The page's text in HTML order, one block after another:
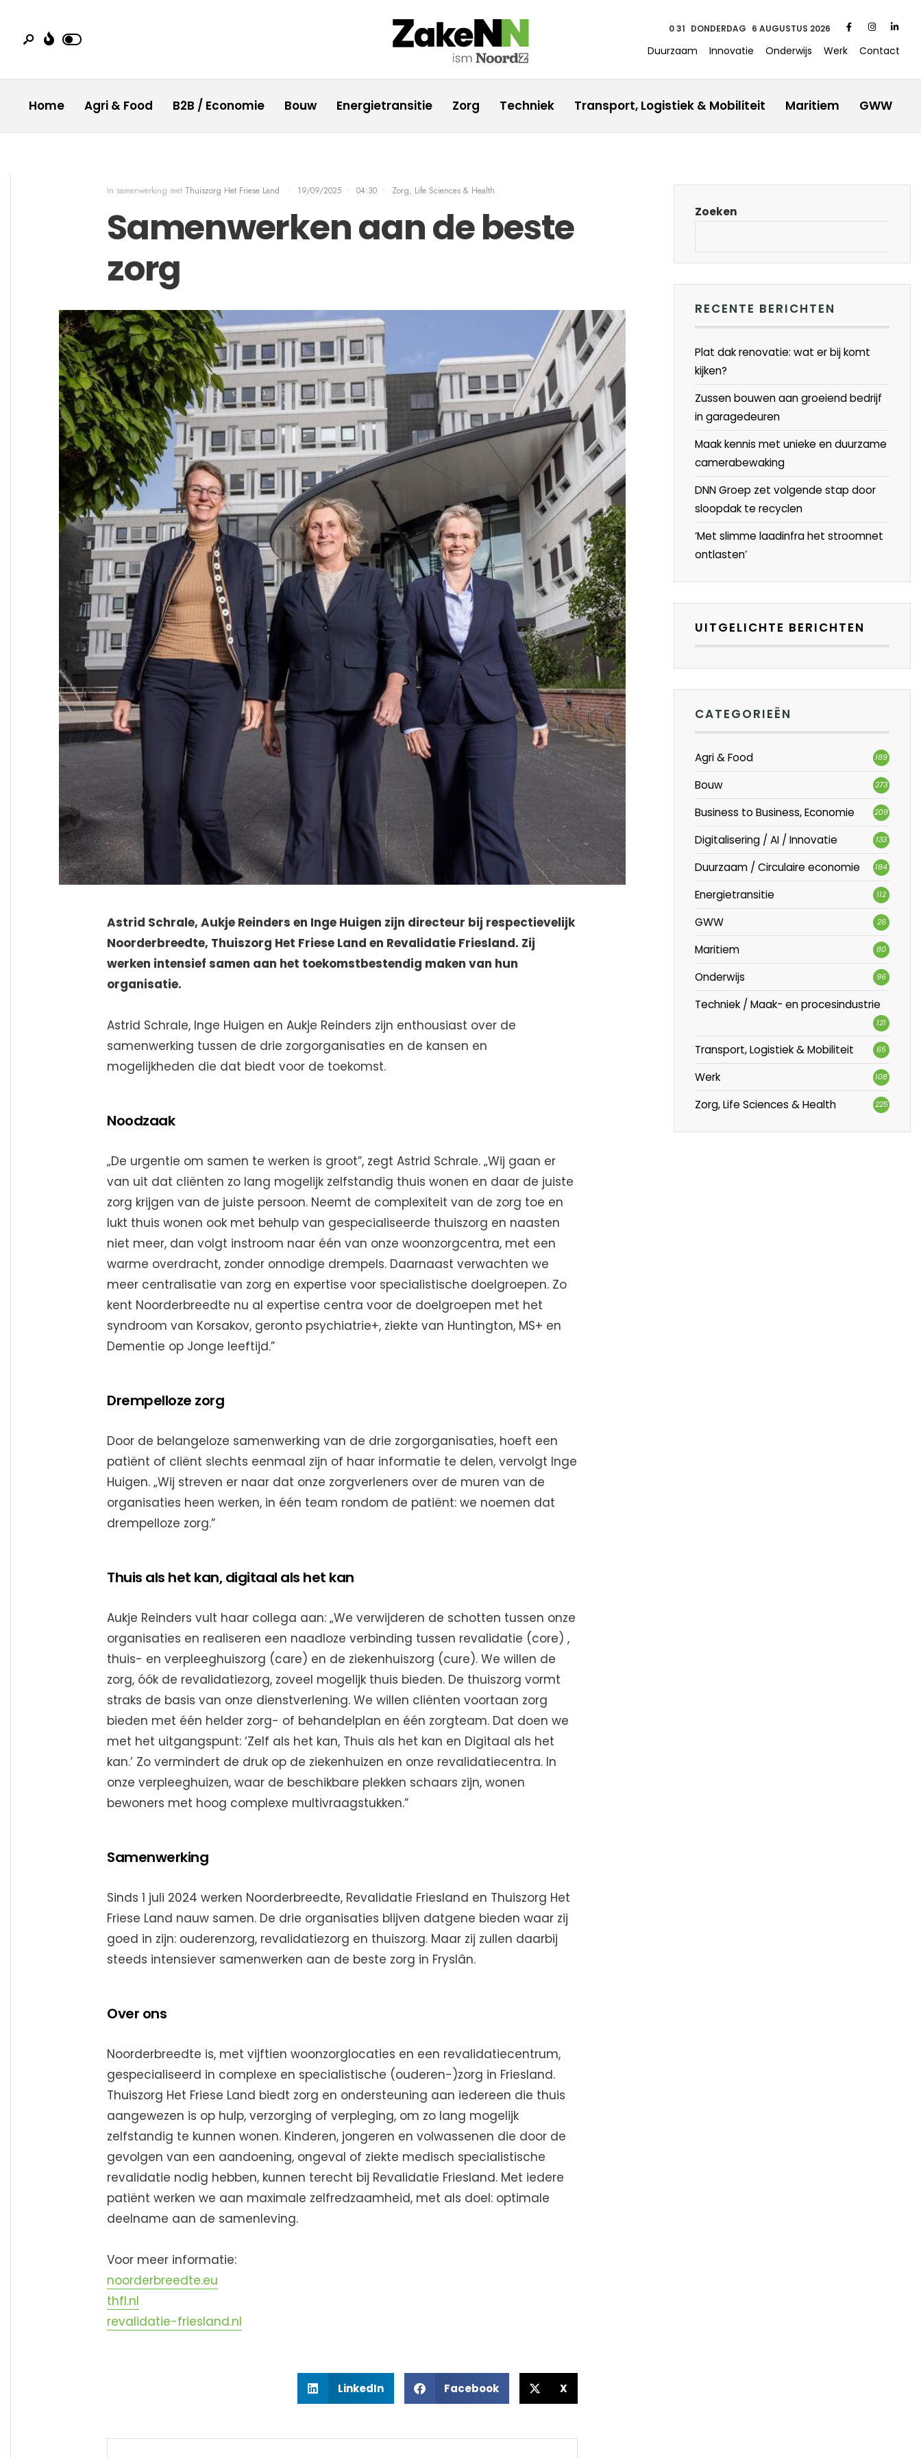
0:31 DONDERDAG 6 AUGUSTUS 2026
Duurzaam Innovatie Onderwijs Werk Contact
Home Agri & Food B2B / Economie Bouw Energietransitie Zorg Techniek Transport, Logistiek & Mobiliteit Maritiem GWW
In samenwerking met Thuiszorg Het Friese Land • 19/09/2025 • 04:30 • Zorg, Life Sciences & Health
Samenwerken aan de beste
zorg
Astrid Schrale, Aukje Reinders en Inge Huigen zijn directeur bij respectievelijk
Noorderbreedte, Thuiszorg Het Friese Land en Revalidatie Friesland. Zij
werken intensief samen aan het toekomstbestendig maken van hun
organisatie.
Astrid Schrale, Inge Huigen en Aukje Reinders zijn enthousiast over de
samenwerking tussen de drie zorgorganisaties en de kansen en
mogelijkheden die dat biedt voor de toekomst.
Noodzaak
„De urgentie om samen te werken is groot”, zegt Astrid Schrale. „Wij gaan er
van uit dat cliënten zo lang mogelijk zelfstandig thuis wonen en daar de juiste
zorg krijgen van de juiste persoon. Neemt de complexiteit van de zorg toe en
lukt thuis wonen ook met behulp van gespecialiseerde thuiszorg en naasten
niet meer, dan volgt instroom naar één van onze woonzorgcentra, met een
warme overdracht, zonder onnodige drempels. Daarnaast verwachten we
meer centralisatie van zorg en expertise voor specialistische doelgroepen. Zo
kent Noorderbreedte nu al expertise centra voor de doelgroepen met het
syndroom van Korsakov, geronto psychiatrie+, ziekte van Huntington, MS+ en
Dementie op Jonge leeftijd.”
Drempelloze zorg
Door de belangeloze samenwerking van de drie zorgorganisaties, hoeft een
patiënt of cliënt slechts eenmaal zijn of haar informatie te delen, vervolgt Inge
Huigen. „Wij streven er naar dat onze zorgverleners over de muren van de
organisaties heen werken, in één team rondom de patiënt: we noemen dat
drempelloze zorg.”
Thuis als het kan, digitaal als het kan
Aukje Reinders vult haar collega aan: „We verwijderen de schotten tussen onze
organisaties en realiseren een naadloze verbinding tussen revalidatie (core) ,
thuis- en verpleeghuiszorg (care) en de ziekenhuiszorg (cure). We willen de
zorg, óók de revalidatiezorg, zoveel mogelijk thuis bieden. De thuiszorg vormt
straks de basis van onze dienstverlening. We willen cliënten voortaan zorg
bieden met één helder zorg- of behandelplan en één zorgteam. Dat doen we
met het uitgangspunt: ‘Zelf als het kan, Thuis als het kan en Digitaal als het
kan.’ Zo vermindert de druk op de ziekenhuizen en onze revalidatiecentra. In
onze verpleeghuizen, waar de beschikbare plekken schaars zijn, wonen
bewoners met hoog complexe multivraagstukken.”
Samenwerking
Sinds 1 juli 2024 werken Noorderbreedte, Revalidatie Friesland en Thuiszorg Het
Friese Land nauw samen. De drie organisaties blijven datgene bieden waar zij
goed in zijn: ouderenzorg, revalidatiezorg en thuiszorg. Maar zij zullen daarbij
steeds intensiever samenwerken aan de beste zorg in Fryslân.
Over ons
Noorderbreedte is, met vijftien woonzorglocaties en een revalidatiecentrum,
gespecialiseerd in complexe en specialistische (ouderen-)zorg in Friesland.
Thuiszorg Het Friese Land biedt zorg en ondersteuning aan iedereen die thuis
aangewezen is op hulp, verzorging of verpleging, om zo lang mogelijk
zelfstandig te kunnen wonen. Kinderen, jongeren en volwassenen die door de
gevolgen van een aandoening, ongeval of ziekte medisch specialistische
revalidatie nodig hebben, kunnen terecht bij Revalidatie Friesland. Met iedere
patiënt werken we aan maximale zelfredzaamheid, met als doel: optimale
deelname aan de samenleving.
Voor meer informatie:
noorderbreedte.eu
thfl.nl
revalidatie-friesland.nl
LinkedIn Facebook X
Zoeken
RECENTE BERICHTEN
Plat dak renovatie: wat er bij komt
kijken?
Zussen bouwen aan groeiend bedrijf
in garagedeuren
Maak kennis met unieke en duurzame
camerabewaking
DNN Groep zet volgende stap door
sloopdak te recyclen
‘Met slimme laadinfra het stroomnet
ontlasten’
UITGELICHTE BERICHTEN
CATEGORIEËN
Agri & Food 189
Bouw 273
Business to Business, Economie 209
Digitalisering / AI / Innovatie 133
Duurzaam / Circulaire economie 184
Energietransitie 112
GWW 26
Maritiem 80
Onderwijs 96
Techniek / Maak- en procesindustrie
121
Transport, Logistiek & Mobiliteit 65
Werk 108
Zorg, Life Sciences & Health 225